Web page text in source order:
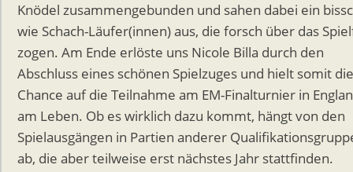
Knödel zusammengebunden und sahen dabei ein
wie Schach-Läufer(innen) aus, die forsch über das
zogen. Am Ende erlöste uns Nicole Billa durch den
Abschluss eines schönen Spielzuges und hielt somit die
Chance auf die Teilnahme am EM-Finalturnier in
am Leben. Ob es wirklich dazu kommt, hängt von den
Spielausgängen in Partien anderer
ab, die aber teilweise erst nächstes Jahr stattfinden.